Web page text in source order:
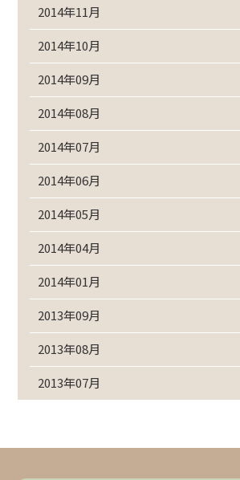
2014年11月
2014年10月
2014年09月
2014年08月
2014年07月
2014年06月
2014年05月
2014年04月
2014年01月
2013年09月
2013年08月
2013年07月